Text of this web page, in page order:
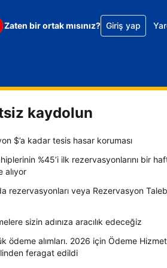
Zaten bir ortak mısınız? Giriş yap
kaydolun
$’a kadar tesis hasar koruması
%45’i ilk rezervasyonlarını bir
alıyor
rezervasyonları veya Rezervasyon
sizin adınıza aracılık edeceğiz
ödeme alımları. 2026 için Ödeme
feragat edildi